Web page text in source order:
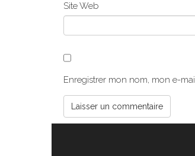
Site Web
Enregistrer mon nom, mon e-